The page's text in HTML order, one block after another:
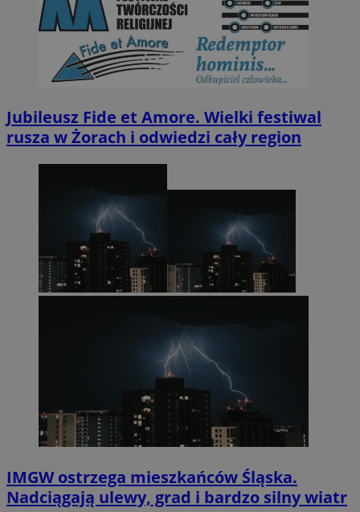
Jubileusz Fide et Amore. Wielki festiwal
rusza w Żorach i odwiedzi cały region
IMGW ostrzega mieszkańców Śląska.
Nadciągają ulewy, grad i bardzo silny wiatr